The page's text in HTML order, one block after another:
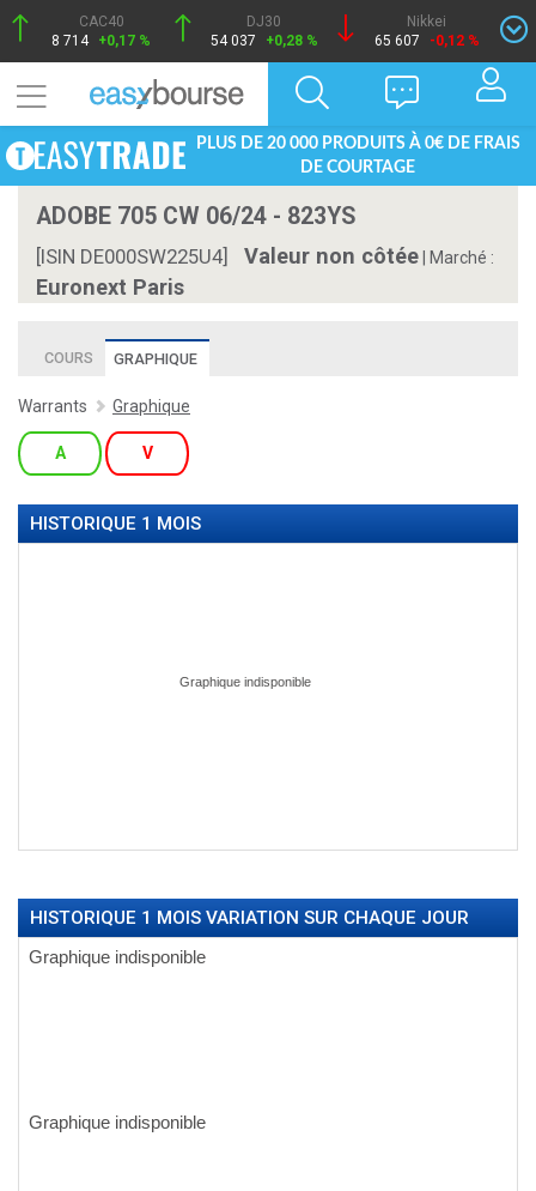
CAC40
8 714 +0,17 %
DJ30
54 037
+0,28 %
Nikkei
65 607
-0,12 %
PLUS DE 20 000 PRODUITS À 0€ DE FRAIS
DE COURTAGE
ADOBE 705 CW 06/24 - 823YS
[ISIN DE000SW225U4] Valeur non côtée Marché :
Euronext Paris
COURS GRAPHIQUE
Warrants Graphique
A V
HISTORIQUE 1 MOIS
HISTORIQUE 1 MOIS VARIATION SUR CHAQUE JOUR